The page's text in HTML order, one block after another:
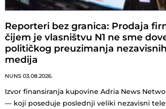
Reporteri bez granica: Prodaja
čijem je vlasništvu N1 ne sme
političkog preuzimanja nezavisnih
medija
NUNS 03.08.2026.
Izvor finansiranja kupovine Adria News
— koji poseduje poslednji veliki nezavisni